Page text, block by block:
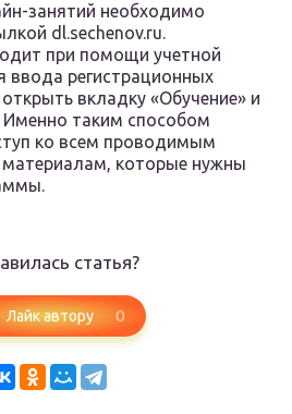
занятий необходимо
dl.sechenov.ru.
при помощи учетной
ввода регистрационных
вкладку «Обучение» и
Именно таким способом
ко всем проводимым
которые нужны
статья?
Лайк автору 0